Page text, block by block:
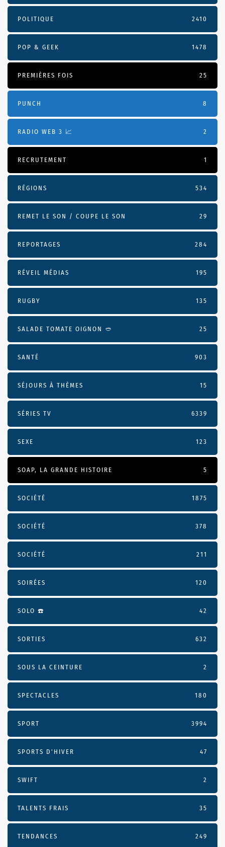
POLITIQUE 2410
POP & GEEK 1478
PREMIÈRES FOIS 25
PUNCH 8
RADIO WEB 3 📈 2
RECRUTEMENT 1
RÉGIONS 534
REMET LE SON / COUPE LE SON 29
REPORTAGES 284
RÉVEIL MÉDIAS 195
RUGBY 135
SALADE TOMATE OIGNON 🥙 25
SANTÉ 903
SÉJOURS À THÈMES 15
SÉRIES TV 6339
SEXE 123
SOAP, LA GRANDE HISTOIRE 5
SOCIÉTÉ 1875
SOCIÉTÉ 378
SOCIÉTÉ 211
SOIRÉES 120
SOLO ☎️ 42
SORTIES 632
SOUS LA CEINTURE 2
SPECTACLES 180
SPORT 3994
SPORTS D'HIVER 47
SWIFT 2
TALENTS FRAIS 35
TENDANCES 249